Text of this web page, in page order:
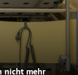
nicht mehr